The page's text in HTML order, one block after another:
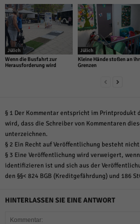
Jülich
Wenn die Busfahrt zur
Herausforderung wird
Jülich
Kleine Hände stoßen an
Grenzen
§ 1 Der Kommentar entspricht im Printprodukt
wird, dass die Schreiber von Kommentaren
unterzeichnen.
§ 2 Ein Recht auf Veröffentlichung besteht
§ 3 Eine Veröffentlichung wird verweigert,
identifizieren ist und sich aus der
den §§< 824 BGB (Kreditgefährdung) und 186
HINTERLASSEN SIE EINE ANTWORT
Cookie-Informationen
Externe Medien (6)
Inhalte von Videoplattformen und Social-Media-
standardmäßig blockiert. Wenn Cookies von
werden, bedarf der Zugriff auf diese Inhalte